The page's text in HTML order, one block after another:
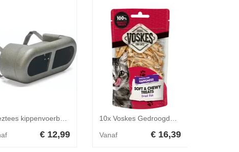
Beeztees kippenvoerbak grijs 30x14x13cm kip
€ 12,99 Vanaf € 16,39